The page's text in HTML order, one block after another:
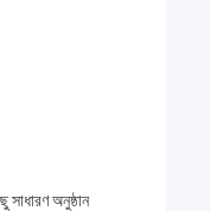
অনুষ্ঠান